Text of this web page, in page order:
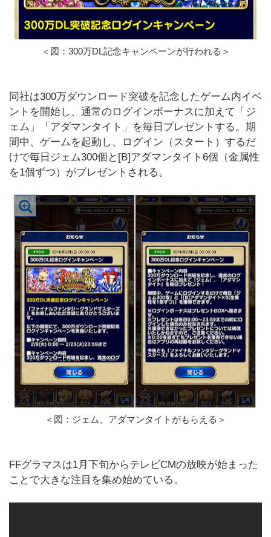
＜図：300万DL記念キャンペーンが行われる＞
同社は300万ダウンロード突破を記念したゲーム内イベ
ントを開始し、通常のログインボーナスに加えて「ジ
ェム」「アダマンタイト」を毎日プレゼントする。期
間中、ゲームを起動し、ログイン（スタート）するだ
けで毎日ジェム300個と[B]アダマンタイト6個（金属性
を1個ずつ）がプレゼントされる。
＜図：ジェム、アダマンタイトがもらえる＞
FFグラマスは1月下旬からテレビCMの放映が始まった
ことで大きな注目を集め始めている。